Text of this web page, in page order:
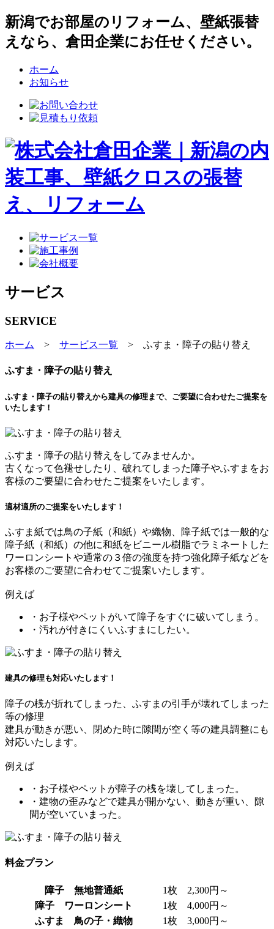
新潟でお部屋のリフォーム、壁紙張替
えなら、倉田企業にお任せください。
ホーム
お知らせ
サービス
SERVICE
ホーム > サービス一覧 > ふすま・障子の貼り替え
ふすま・障子の貼り替え
ふすま・障子の貼り替えから建具の修理まで、ご要望に合わせたご提案を
いたします！
ふすま・障子の貼り替えをしてみませんか。
古くなって色褪せしたり、破れてしまった障子やふすまをお
客様のご要望に合わせたご提案をいたします。
適材適所のご提案をいたします！
ふすま紙では鳥の子紙（和紙）や織物、障子紙では一般的な
障子紙（和紙）の他に和紙をビニール樹脂でラミネートした
ワーロンシートや通常の３倍の強度を持つ強化障子紙などを
お客様のご要望に合わせてご提案いたします。
例えば
・お子様やペットがいて障子をすぐに破いてしまう。
・汚れが付きにくいふすまにしたい。
建具の修理も対応いたします！
障子の桟が折れてしまった、ふすまの引手が壊れてしまった
等の修理
建具が動きが悪い、閉めた時に隙間が空く等の建具調整にも
対応いたします。
例えば
・お子様やペットが障子の桟を壊してしまった。
・建物の歪みなどで建具が開かない、動きが重い、隙
間が空いていまった。
料金プラン
障子 無地普通紙
1枚 2,300円～
障子 ワーロンシート
1枚 4,000円～
ふすま 鳥の子・織物
1枚 3,000円～